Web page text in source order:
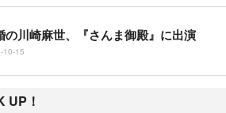
の川崎麻世、『さんま御殿』に出演
10-15
UP！